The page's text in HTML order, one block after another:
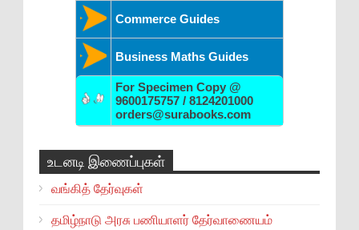
Commerce Guides
Business Maths Guides
For Specimen Copy @
9600175757 / 8124201000
orders@surabooks.com
உடனடி இணைப்புகள்
வங்கித் தேர்வுகள்
தமிழ்நாடு அரசு பணியாளர் தேர்வாணையம்